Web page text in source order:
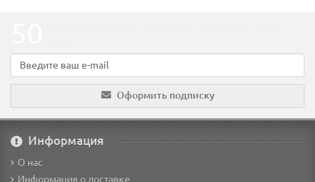
Оформить подписку
Информация
О нас
Информация о доставке